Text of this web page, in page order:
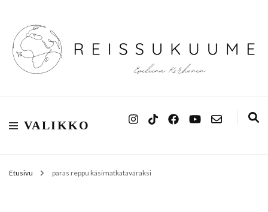
Reissukuume
VALIKKO
Etusivu paras reppu käsimatkatavaraksi